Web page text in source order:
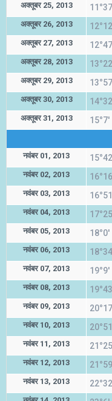
अक्तूबर 25, 2013
अक्तूबर 26, 2013
अक्तूबर 27, 2013
अक्तूबर 28, 2013
अक्तूबर 29, 2013
अक्तूबर 30, 2013
अक्तूबर 31, 2013 15°7'
नवंबर 01, 2013
नवंबर 02, 2013
नवंबर 03, 2013
नवंबर 04, 2013
नवंबर 05, 2013 18°0'
नवंबर 06, 2013
नवंबर 07, 2013 19°9'
नवंबर 08, 2013
नवंबर 09, 2013
नवंबर 10, 2013
नवंबर 11, 2013
नवंबर 12, 2013
नवंबर 13, 2013